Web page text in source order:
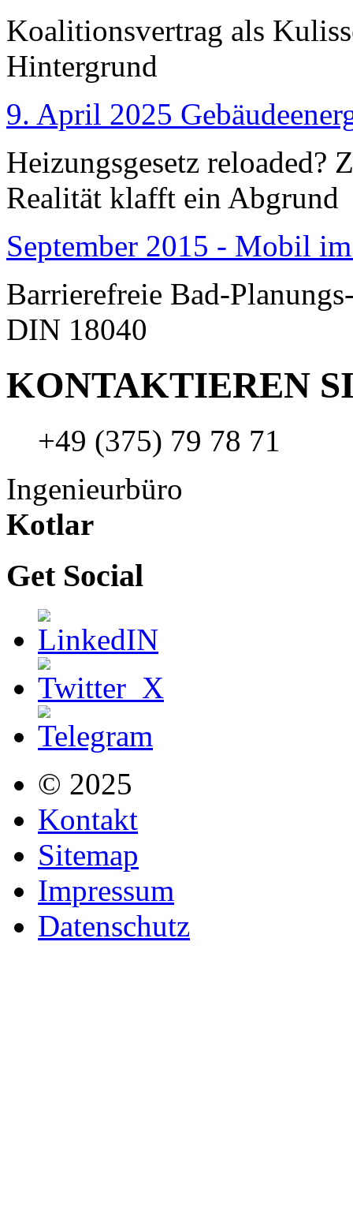
Koalitionsvertrag als
Hintergrund
9. April 2025
Heizungsgesetz reloaded?
Realität klafft ein Abgrund
September 2015 - Mobil
Barrierefreie Bad-
DIN 18040
KONTAKTIEREN
+49 (375) 79 78 71
Ingenieurbüro
Kotlar
Get Social
© 2025
Kontakt
Sitemap
Impressum
Datenschutz